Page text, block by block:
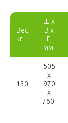
Вес,
кг
Ш х
В х
Г,
мм
130
505
x
970
x
760